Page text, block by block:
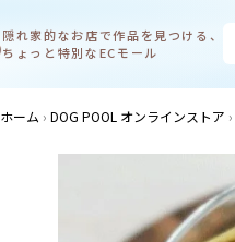
隠れ家的なお店で作品を見つける、
ちょっと特別なECモール
ホーム DOG POOL オンラインストア